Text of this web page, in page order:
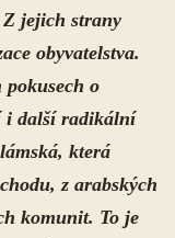
jejich strany
obyvatelstva.
pokusech o
i ​​další radikální
která
z arabských
komunit. To je